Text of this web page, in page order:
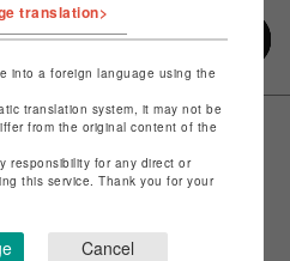
translation>
into a foreign language using the
translation system, it may not be
from the original content of the
responsibility for any direct or
this service. Thank you for your
Cancel